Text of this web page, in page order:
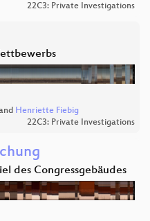
22C3: Private Investigations
Henriette Fiebig
22C3: Private Investigations
des Congressgebäudes